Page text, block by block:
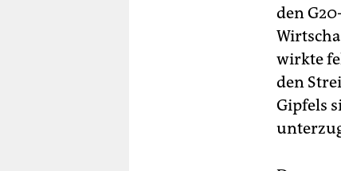
den
wirkte
den
Gipfels